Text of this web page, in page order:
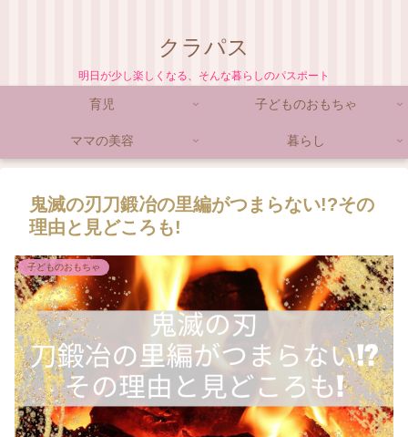
クラパス
明日が少し楽しくなる、そんな暮らしのパスポート
育児 子どものおもちゃ
ママの美容 暮らし
鬼滅の刃刀鍛冶の里編がつまらない!?その
理由と見どころも!
子どものおもちゃ